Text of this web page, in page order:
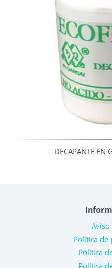
DECAPANTE EN
Aviso
Política de
Política
Política